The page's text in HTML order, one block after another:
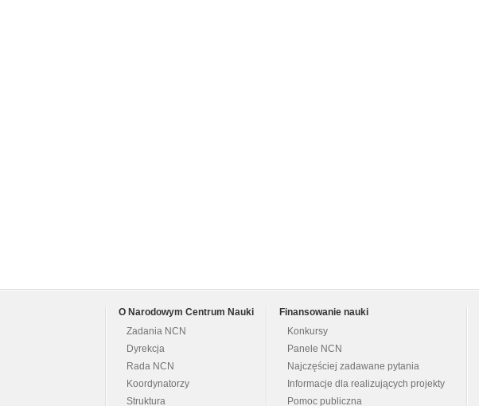
O Narodowym Centrum Nauki
Zadania NCN
Dyrekcja
Rada NCN
Koordynatorzy
Struktura
Finansowanie nauki
Konkursy
Panele NCN
Najczęściej zadawane pytania
Informacje dla realizujących projekty
Pomoc publiczna